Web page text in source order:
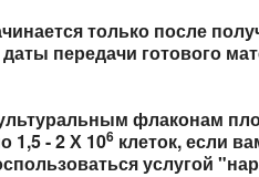
только после
передачи готового
флаконам
1,5 - 2 Х 106 клеток, если
услугой